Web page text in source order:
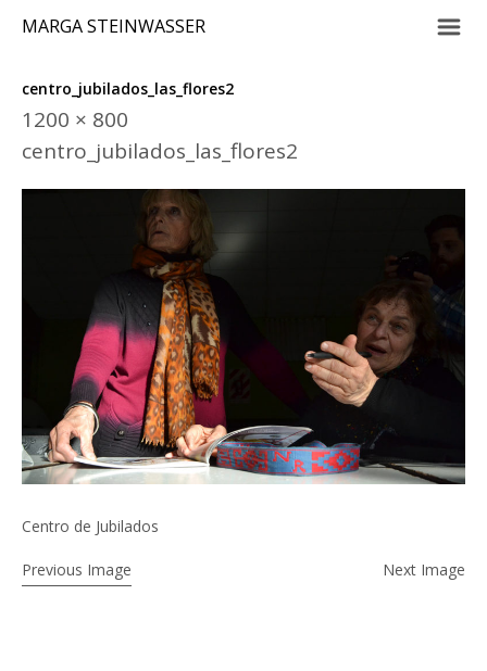
MARGA STEINWASSER m
centro_jubilados_las_flores2
1200 × 800
centro_jubilados_las_flores2
Centro de Jubilados
Previous Image Next Image